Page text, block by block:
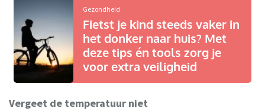
Gezondheid
Fietst je kind steeds vaker in
het donker naar huis? Met
deze tips én tools zorg je
voor extra veiligheid
Vergeet de temperatuur niet